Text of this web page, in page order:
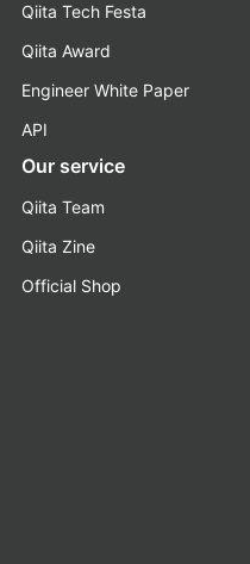
Qiita Tech Festa
Qiita Award
Engineer White Paper
API
Our service
Qiita Team
Qiita Zine
Official Shop